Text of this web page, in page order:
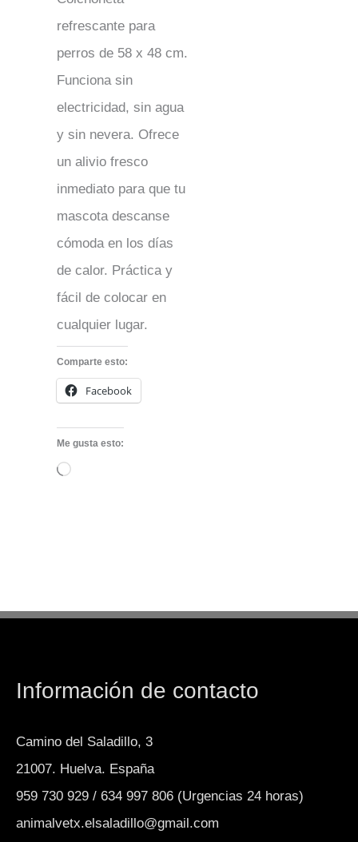
refrescante para
perros de 58 x 48 cm.
Funciona sin
electricidad, sin agua
y sin nevera. Ofrece
un alivio fresco
inmediato para que tu
mascota descanse
cómoda en los días
de calor. Práctica y
fácil de colocar en
cualquier lugar.
Comparte esto:
Facebook
Me gusta esto:
Cargando...
Información de contacto
Camino del Saladillo, 3
21007. Huelva. España
959 730 929 / 634 997 806 (Urgencias 24 horas)
animalvetx.elsaladillo@gmail.com